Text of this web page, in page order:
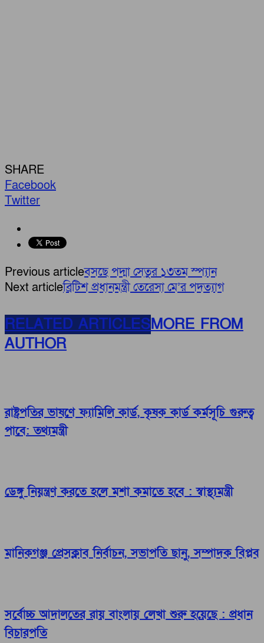
SHARE
Facebook
Twitter
Previous articleবসছে পদ্মা সেতুর ১৩তম স্প্যান
Next articleব্রিটিশ প্রধানমন্ত্রী তেরেসা মে’র পদত্যাগ
RELATED ARTICLESMORE FROM
AUTHOR
রাষ্ট্রপতির ভাষণে ফ্যামিলি কার্ড, কৃষক কার্ড কর্মসূচি গুরুত্ব
পাবে: তথ্যমন্ত্রী
ডেঙ্গু নিয়ন্ত্রণ করতে হলে মশা কমাতে হবে : স্বাস্থ্যমন্ত্রী
মানিকগঞ্জ প্রেসক্লাব নির্বাচন, সভাপতি ছানু, সম্পাদক বিপ্লব
সর্বোচ্চ আদালতের রায় বাংলায় লেখা শুরু হয়েছে : প্রধান
বিচারপতি